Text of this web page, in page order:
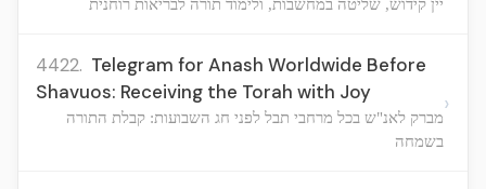
יין קידוש, שליטה במחשבות, ולימוד תורה לבריאות רוחנית
4422. Telegram for Anash Worldwide Before
Shavuos: Receiving the Torah with Joy
מברק לאנ"ש בכל מרחבי תבל לפני חג השבועות: קבלת התורה
בשמחה
›